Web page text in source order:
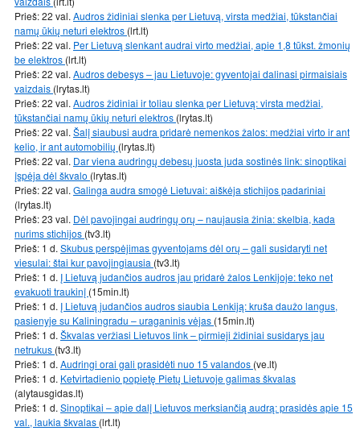
Prieš: 22 val. Audros židiniai slenka per Lietuvą, virsta medžiai, tūkstančiai
namų ūkių neturi elektros (lrt.lt)
Prieš: 22 val. Per Lietuvą slenkant audrai virto medžiai, apie 1,8 tūkst. žmonių
be elektros (lrt.lt)
Prieš: 22 val. Audros debesys – jau Lietuvoje: gyventojai dalinasi pirmaisiais
vaizdais (lrytas.lt)
Prieš: 22 val. Audros židiniai ir toliau slenka per Lietuvą: virsta medžiai,
tūkstančiai namų ūkių neturi elektros (lrytas.lt)
Prieš: 22 val. Šalį siaubusi audra pridarė nemenkos žalos: medžiai virto ir ant
kelio, ir ant automobilių (lrytas.lt)
Prieš: 22 val. Dar viena audringų debesų juosta juda sostinės link: sinoptikai
įspėja dėl škvalo (lrytas.lt)
Prieš: 22 val. Galinga audra smogė Lietuvai: aiškėja stichijos padariniai
(lrytas.lt)
Prieš: 23 val. Dėl pavojingai audringų orų – naujausia žinia: skelbia, kada
nurims stichijos (tv3.lt)
Prieš: 1 d. Skubus perspėjimas gyventojams dėl orų – gali susidaryti net
viesulai: štai kur pavojingiausia (tv3.lt)
Prieš: 1 d. Į Lietuvą judančios audros jau pridarė žalos Lenkijoje: teko net
evakuoti traukinį (15min.lt)
Prieš: 1 d. Į Lietuvą judančios audros siaubia Lenkiją: kruša daužo langus,
pasienyje su Kaliningradu – uraganinis vėjas (15min.lt)
Prieš: 1 d. Škvalas veržiasi Lietuvos link – pirmieji židiniai susidarys jau
netrukus (tv3.lt)
Prieš: 1 d. Audringi orai gali prasidėti nuo 15 valandos (ve.lt)
Prieš: 1 d. Ketvirtadienio popietę Pietų Lietuvoje galimas škvalas
(alytausgidas.lt)
Prieš: 1 d. Sinoptikai – apie dalį Lietuvos merksiančią audrą: prasidės apie 15
val., laukia škvalas (lrt.lt)